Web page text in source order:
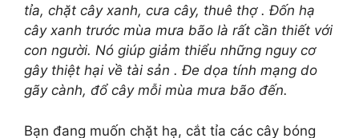
tỉa, chặt cây xanh, cưa cây, thuê thợ . Đốn hạ
cây xanh trước mùa mưa bão là rất cần thiết với
con người. Nó giúp giảm thiểu những nguy cơ
gây thiệt hại về tài sản . Đe dọa tính mạng do
gãy cành, đổ cây mỗi mùa mưa bão đến.
Bạn đang muốn chặt hạ, cắt tỉa các cây bóng